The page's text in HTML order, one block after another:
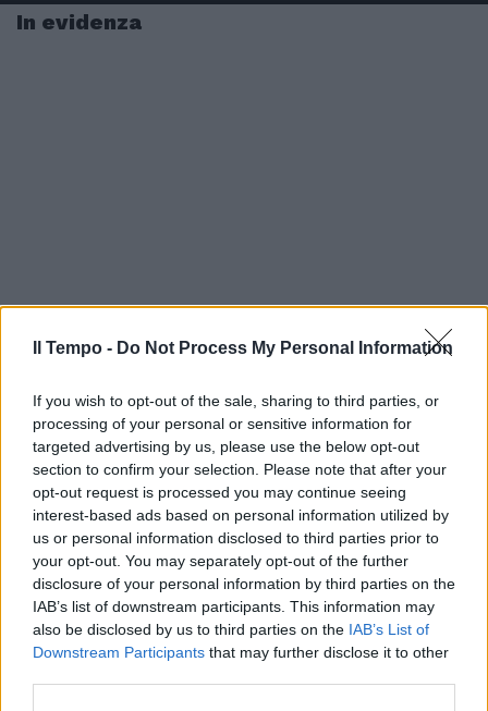
Il Tempo - Do Not Process My Personal Information
If you wish to opt-out of the sale, sharing to third parties, or
processing of your personal or sensitive information for
targeted advertising by us, please use the below opt-out
section to confirm your selection. Please note that after your
opt-out request is processed you may continue seeing
interest-based ads based on personal information utilized by
us or personal information disclosed to third parties prior to
your opt-out. You may separately opt-out of the further
disclosure of your personal information by third parties on the
IAB’s list of downstream participants. This information may
also be disclosed by us to third parties on the IAB’s List of
Downstream Participants that may further disclose it to other
In evidenza